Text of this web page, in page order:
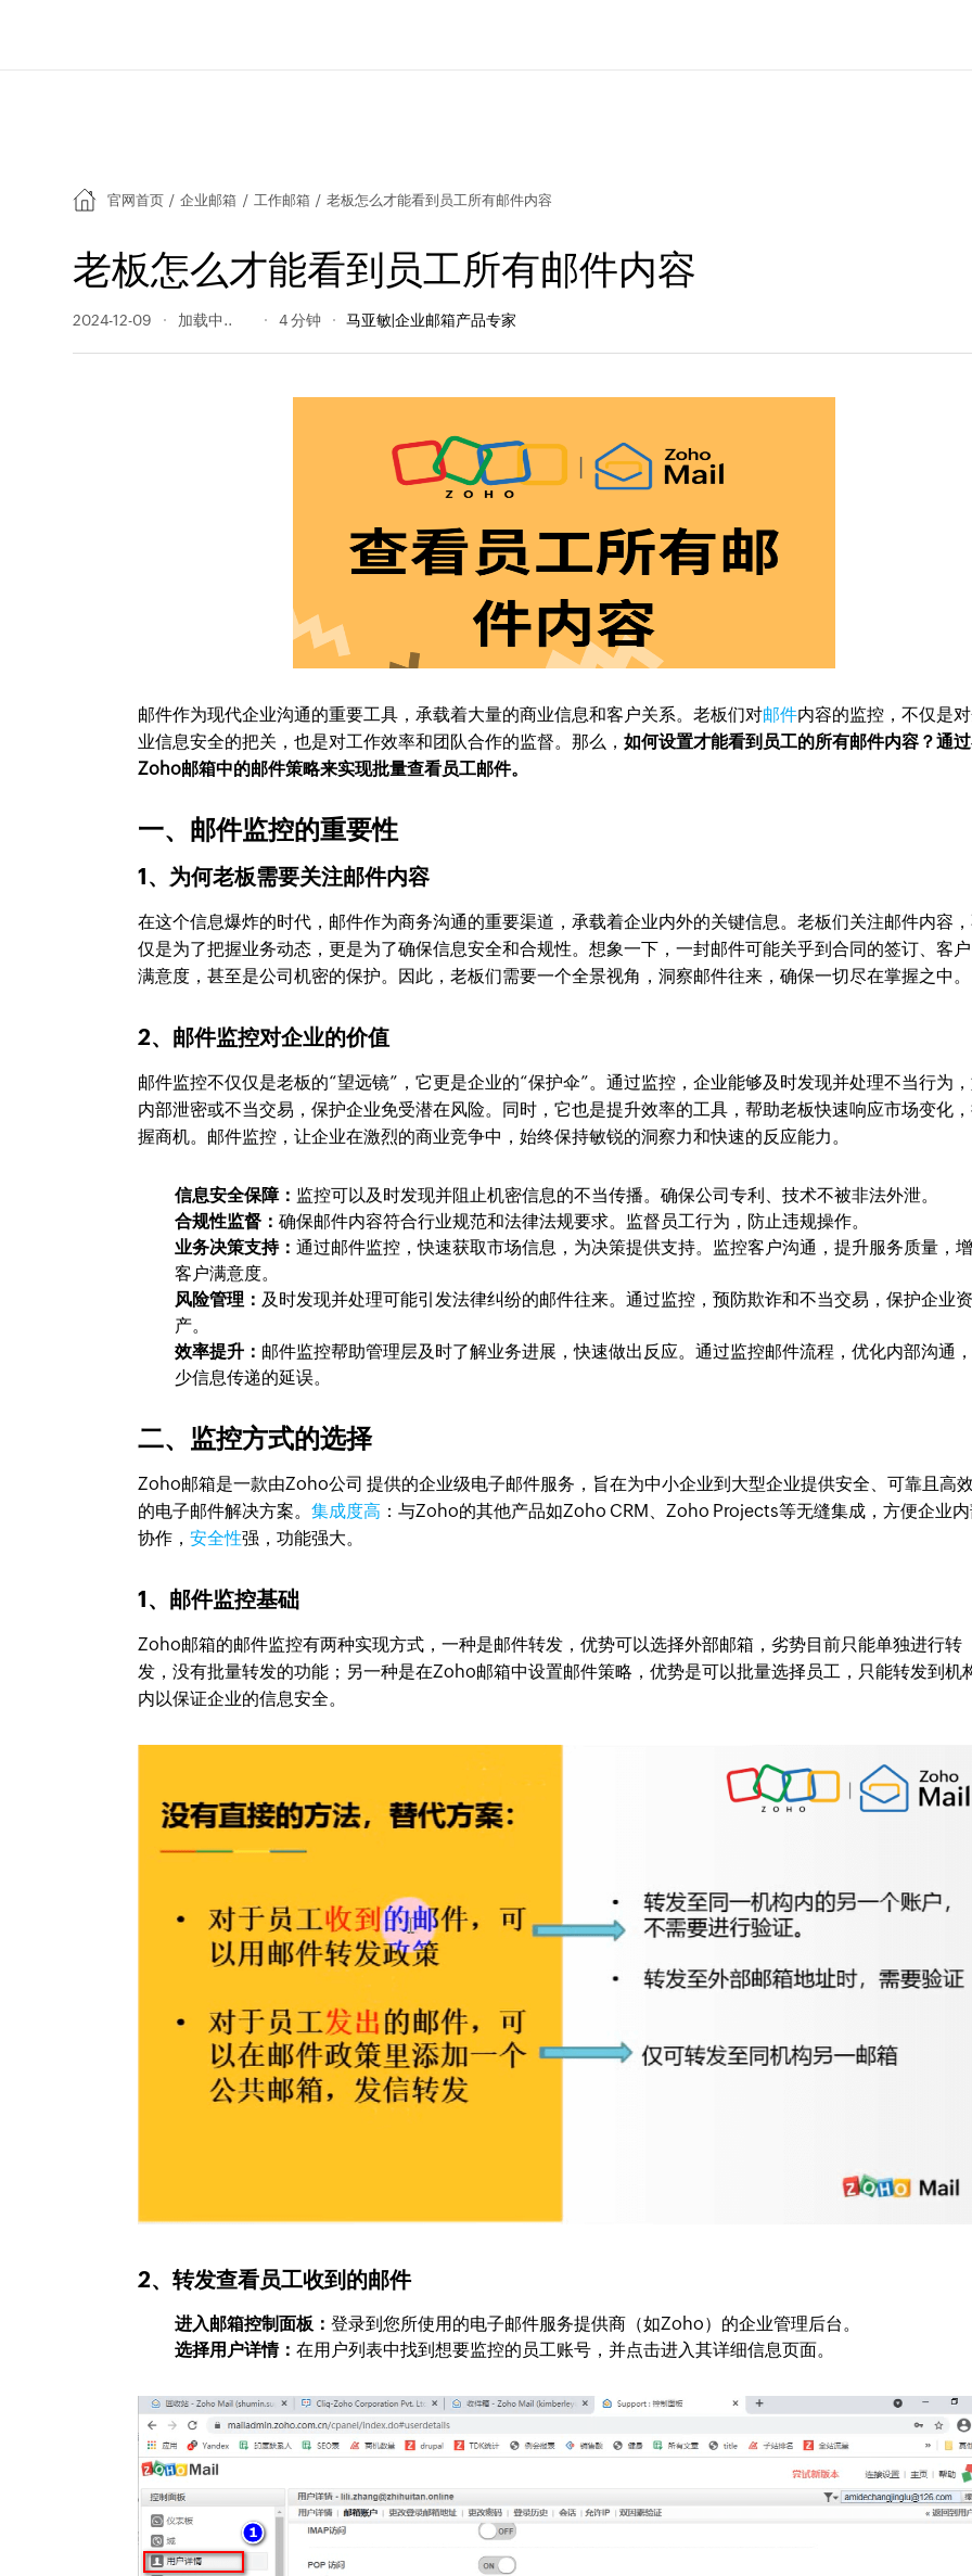
官网首页 / 企业邮箱 / 工作邮箱 / 老板怎么才能看到员工所有邮件内容
老板怎么才能看到员工所有邮件内容
2024-12-09 794 阅读量 4 分钟 马亚敏|企业邮箱产品专家
邮件作为现代企业沟通的重要工具，承载着大量的商业信息和客户关系。老板们对邮件内容的监控，不仅是
业信息安全的把关，也是对工作效率和团队合作的监督。那么，如何设置才能看到员工的所有邮件内容？通
Zoho邮箱中的邮件策略来实现批量查看员工邮件。
一、邮件监控的重要性
1、为何老板需要关注邮件内容
在这个信息爆炸的时代，邮件作为商务沟通的重要渠道，承载着企业内外的关键信息。老板们关注邮件内容
仅是为了把握业务动态，更是为了确保信息安全和合规性。想象一下，一封邮件可能关乎到合同的签订、客
满意度，甚至是公司机密的保护。因此，老板们需要一个全景视角，洞察邮件往来，确保一切尽在掌握之中。
2、邮件监控对企业的价值
邮件监控不仅仅是老板的“望远镜”，它更是企业的“保护伞”。通过监控，企业能够及时发现并处理不当行为
内部泄密或不当交易，保护企业免受潜在风险。同时，它也是提升效率的工具，帮助老板快速响应市场变化
握商机。邮件监控，让企业在激烈的商业竞争中，始终保持敏锐的洞察力和快速的反应能力。
信息安全保障： 监控可以及时发现并阻止机密信息的不当传播。确保公司专利、技术不被非法外泄。
合规性监督：确保邮件内容符合行业规范和法律法规要求。监督员工行为，防止违规操作。
业务决策支持：通过邮件监控，快速获取市场信息，为决策提供支持。监控客户沟通，提升服务质量，
客户满意度。
风险管理： 及时发现并处理可能引发法律纠纷的邮件往来。通过监控，预防欺诈和不当交易，保护企业
产。
效率提升： 邮件监控帮助管理层及时了解业务进展，快速做出反应。通过监控邮件流程，优化内部沟通
少信息传递的延误。
二、监控方式的选择
Zoho邮箱是一款由Zoho公司 提供的企业级电子邮件服务，旨在为中小企业到大型企业提供安全、可靠且高
的电子邮件解决方案。集成度高 ：与Zoho的其他产品如Zoho CRM、Zoho Projects等无缝集成，方便企业
协作，安全性强，功能强大。
1、邮件监控基础
Zoho邮箱的邮件监控有两种实现方式，一种是邮件转发，优势可以选择外部邮箱，劣势目前只能单独进行转
发，没有批量转发的功能；另一种是在Zoho邮箱中设置邮件策略，优势是可以批量选择员工，只能转发到机
内以保证企业的信息安全。
2、转发查看员工收到的邮件
进入邮箱控制面板：登录到您所使用的电子邮件服务提供商（如Zoho）的企业管理后台。
选择用户详情：在用户列表中找到想要监控的员工账号，并点击进入其详细信息页面。